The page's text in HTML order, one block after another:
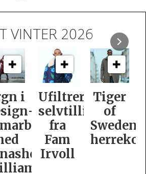
VINTER 2026
Tiger
of
Swedens
herrekolleksjon
Slik
er
dame­